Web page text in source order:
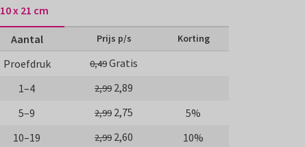
10 x 21 cm
Aantal Prijs p/s Korting
Proefdruk 0,49Gratis
1–4
2,99 2,89
5–9
2,99 2,75
5%
10–19
2,99 2,60
10%